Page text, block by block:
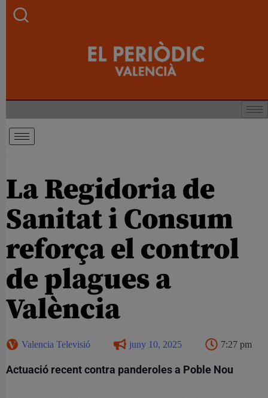
La Regidoria de
Sanitat i Consum
reforça el control
de plagues a
València
Valencia Televisió juny 10, 2025 7:27 pm
Actuació recent contra panderoles a Poble Nou